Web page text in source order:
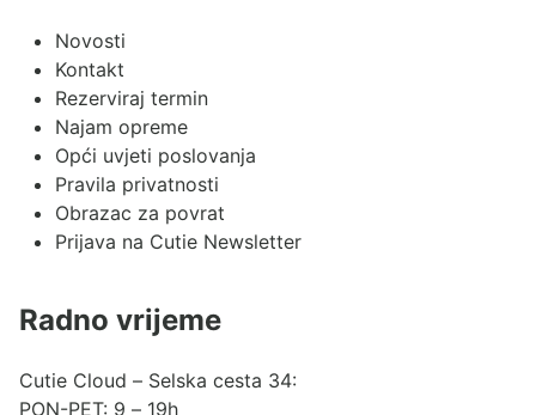
Novosti
Kontakt
Rezerviraj termin
Najam opreme
Opći uvjeti poslovanja
Pravila privatnosti
Obrazac za povrat
Prijava na Cutie Newsletter
Radno vrijeme
Cutie Cloud – Selska cesta 34:
PON-PET: 9 – 19h